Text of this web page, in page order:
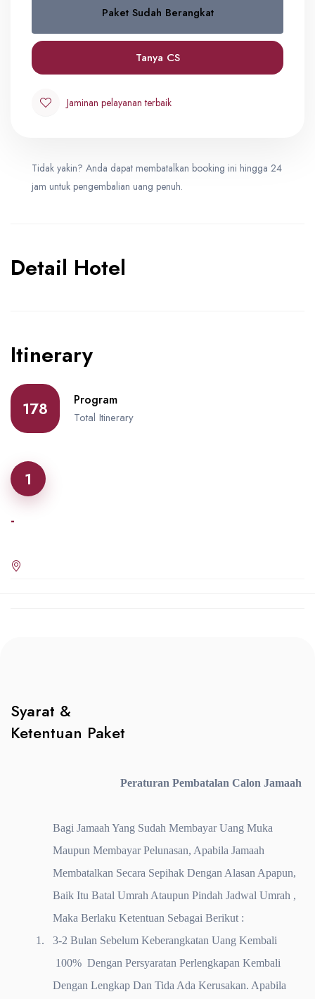
Quad
IDR 31,900,000
0
Triple
Double
IDR 34,900,000
Paket Sudah Berangkat
Tanya CS
Jaminan pelayanan terbaik
Tidak yakin? Anda dapat membatalkan booking ini hingga 24
jam untuk pengembalian uang penuh.
Detail Hotel
Itinerary
178 Program
Total Itinerary
1
-
Syarat &
Ketentuan Paket
Peraturan Pembatalan Calon Jamaah
Bagi Jamaah Yang Sudah Membayar Uang Muka
Maupun Membayar Pelunasan, Apabila Jamaah
Membatalkan Secara Sepihak Dengan Alasan Apapun,
Baik Itu Batal Umrah Ataupun Pindah Jadwal Umrah ,
Maka Berlaku Ketentuan Sebagai Berikut :
1.
3-2 Bulan Sebelum Keberangkatan Uang Kembali
100% Dengan Persyaratan Perlengkapan Kembali
Dengan Lengkap Dan Tida Ada Kerusakan. Apabila